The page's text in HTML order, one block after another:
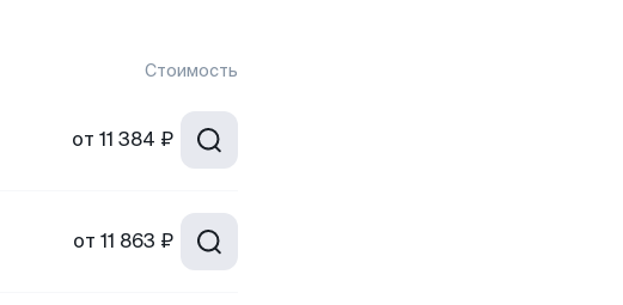
Стоимость
от 11 384 ₽
от 11 863 ₽